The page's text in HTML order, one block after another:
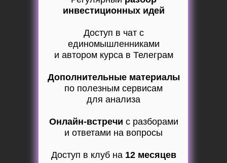
инвестиционных идей
Доступ в чат с
единомышленниками
и автором курса в Телеграм
Дополнительные материалы
по полезным сервисам
для анализа
Онлайн-встречи с разборами
и ответами на вопросы
Доступ в клуб на 12 месяцев